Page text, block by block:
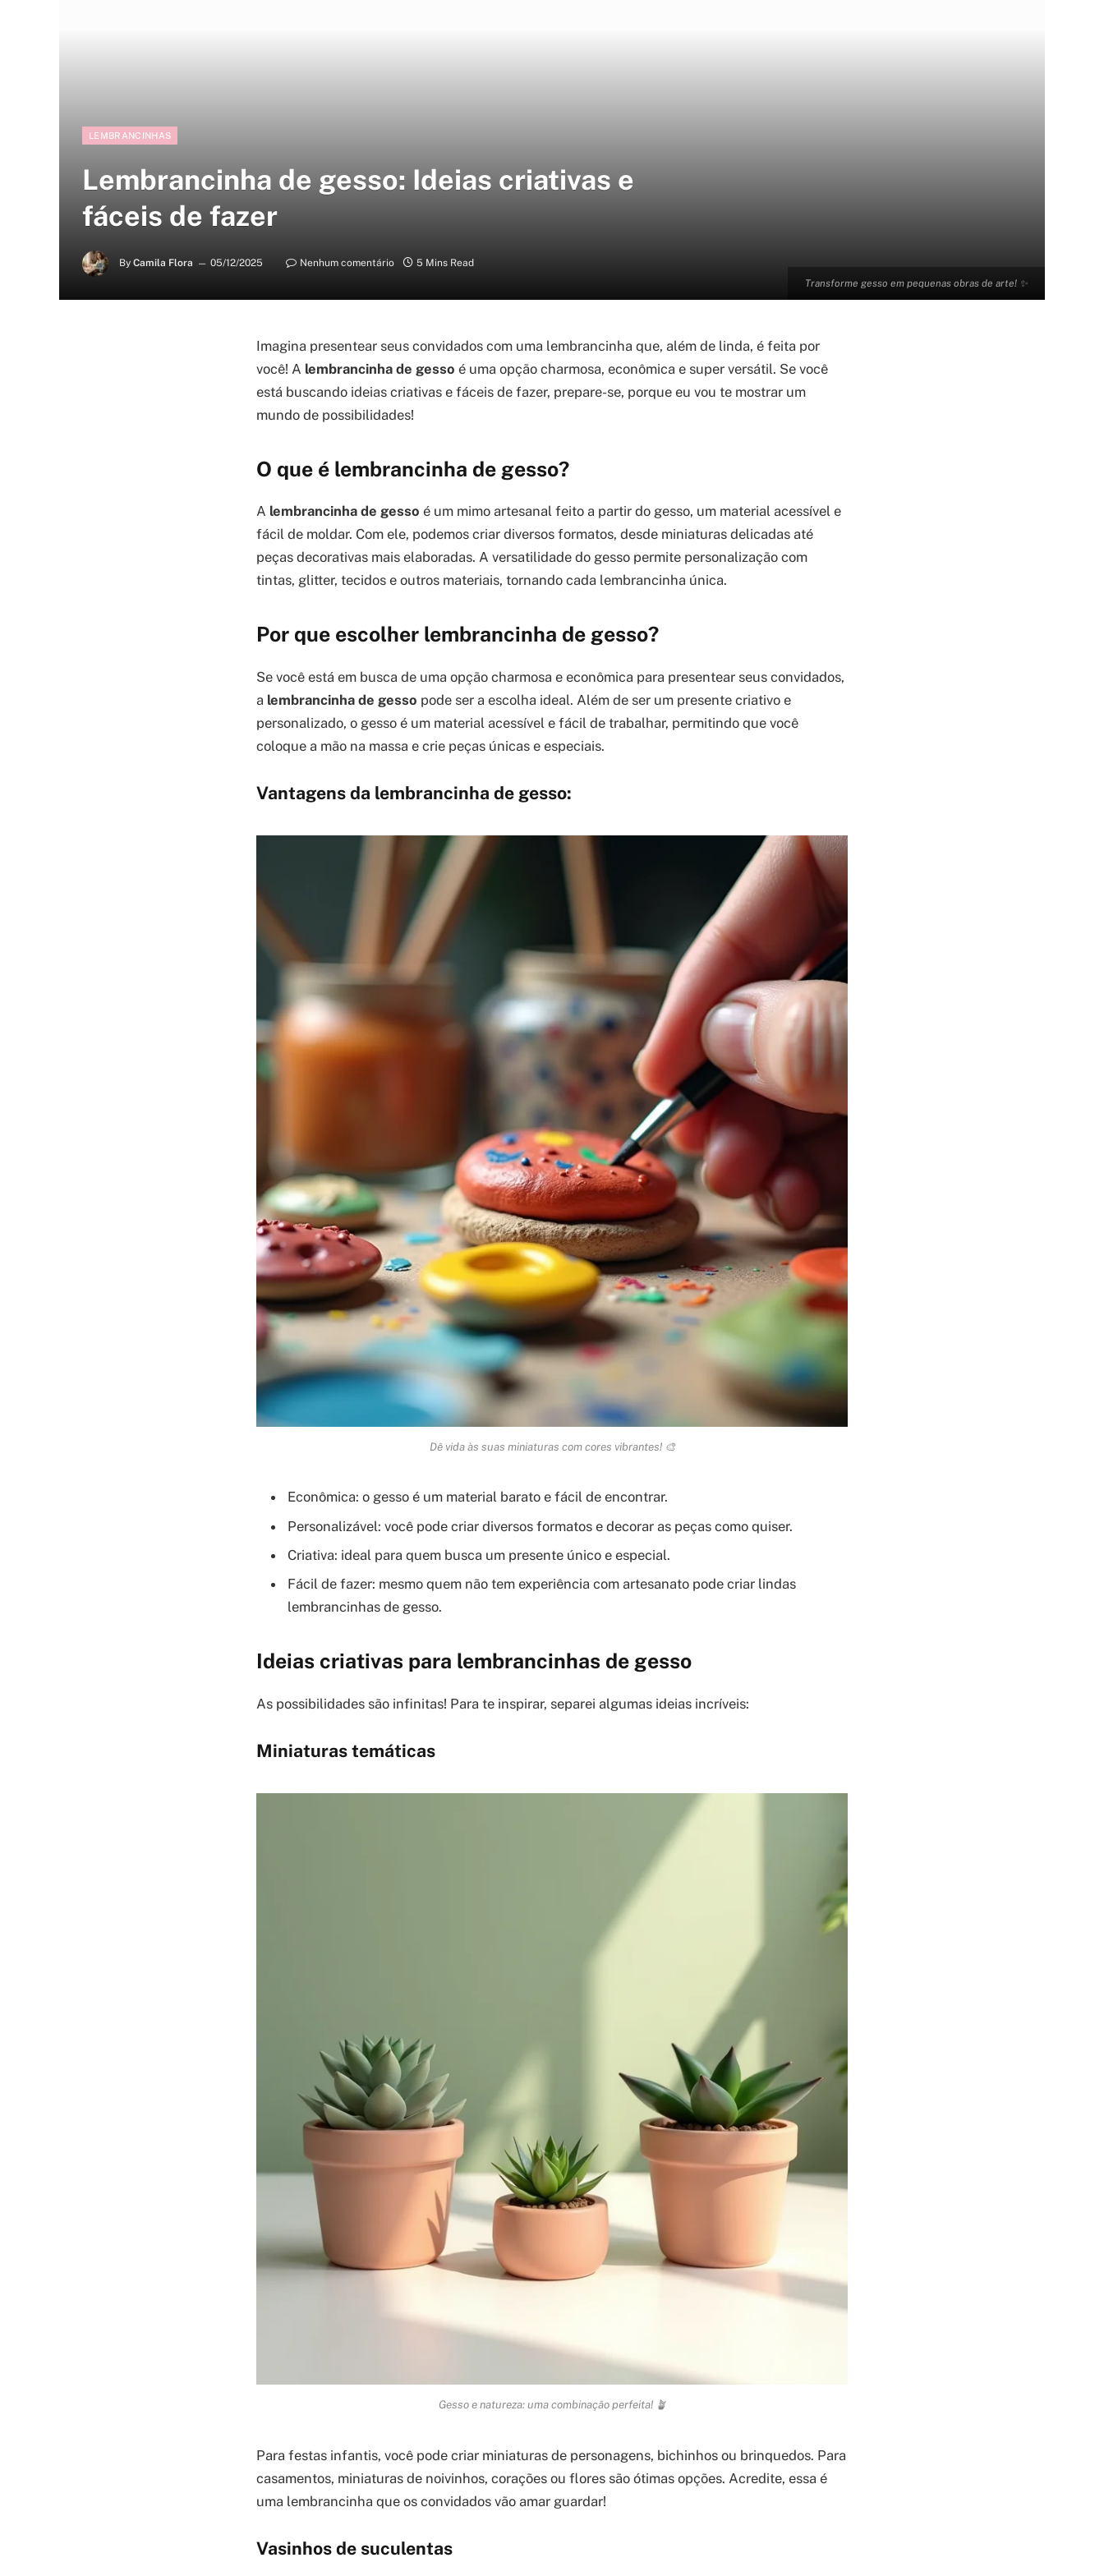
Transforme gesso em pequenas obras de arte! ✨
LEMBRANCINHAS
Lembrancinha de gesso: Ideias criativas e
fáceis de fazer
By Camila Flora 05/12/2025 Nenhum comentário 5 Mins Read
Imagina presentear seus convidados com uma lembrancinha que, além de linda, é feita por
você! A lembrancinha de gesso é uma opção charmosa, econômica e super versátil. Se você
está buscando ideias criativas e fáceis de fazer, prepare-se, porque eu vou te mostrar um
mundo de possibilidades!
O que é lembrancinha de gesso?
A lembrancinha de gesso é um mimo artesanal feito a partir do gesso, um material acessível e
fácil de moldar. Com ele, podemos criar diversos formatos, desde miniaturas delicadas até
peças decorativas mais elaboradas. A versatilidade do gesso permite personalização com
tintas, glitter, tecidos e outros materiais, tornando cada lembrancinha única.
Por que escolher lembrancinha de gesso?
Se você está em busca de uma opção charmosa e econômica para presentear seus convidados,
a lembrancinha de gesso pode ser a escolha ideal. Além de ser um presente criativo e
personalizado, o gesso é um material acessível e fácil de trabalhar, permitindo que você
coloque a mão na massa e crie peças únicas e especiais.
Vantagens da lembrancinha de gesso:
Dê vida às suas miniaturas com cores vibrantes! 🎨
Econômica: o gesso é um material barato e fácil de encontrar.
Personalizável: você pode criar diversos formatos e decorar as peças como quiser.
Criativa: ideal para quem busca um presente único e especial.
Fácil de fazer: mesmo quem não tem experiência com artesanato pode criar lindas
lembrancinhas de gesso.
Ideias criativas para lembrancinhas de gesso
As possibilidades são infinitas! Para te inspirar, separei algumas ideias incríveis:
Miniaturas temáticas
Gesso e natureza: uma combinação perfeita! 🪴
Para festas infantis, você pode criar miniaturas de personagens, bichinhos ou brinquedos. Para
casamentos, miniaturas de noivinhos, corações ou flores são ótimas opções. Acredite, essa é
uma lembrancinha que os convidados vão amar guardar!
Vasinhos de suculentas